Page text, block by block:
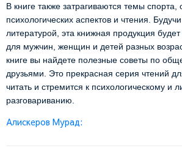
В книге также затрагиваются темы
психологических аспектов и чтения.
литературой, эта книжная продукция
для мужчин, женщин и детей разных
книге вы найдете полезные советы по
друзьями. Это прекрасная серия чтений
читать и стремится к психологическому и
разговариванию.
Алискеров Мурад: